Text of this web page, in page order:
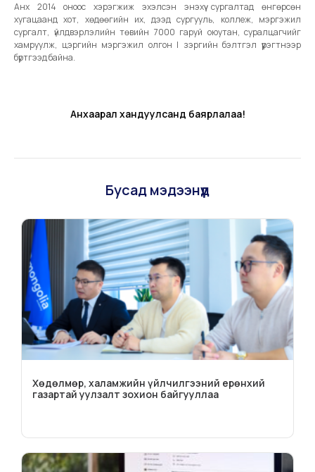
Анх 2014 оноос хэрэгжиж эхэлсэн энэхүү сургалтад өнгөрсөн
хугацаанд хот, хөдөөгийн их, дээд сургууль, коллеж, мэргэжил
сургалт, үйлдвэрлэлийн төвийн 7000 гаруй оюутан, суралцагчийг
хамруулж, цэргийн мэргэжил олгон I зэргийн бэлтгэл үүрэгтнээр
бүртгээд байна.
Анхаарал хандуулсанд баярлалаа!
Бусад мэдээнүүд
Хөдөлмөр, халамжийн үйлчилгээний ерөнхий
газартай уулзалт зохион байгууллаа